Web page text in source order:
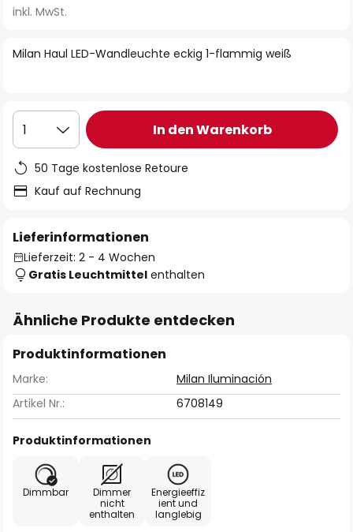
der
springen
Milan Haul LED-Wandleuchte eckig 1-flammig weiß
inkl. MwSt.
1 In den Warenkorb
50 Tage kostenlose Retoure
Kauf auf Rechnung
Lieferinformationen
Lieferzeit: 2 - 4 Wochen
Gratis Leuchtmittel enthalten
Ähnliche Produkte entdecken
Produktinformationen
Marke:
Milan Iluminación
Artikel Nr.:
6708149
Produktinformationen
Dimmbar
Dimmer
nicht
enthalten
Energieeffiz
ient und
langlebig